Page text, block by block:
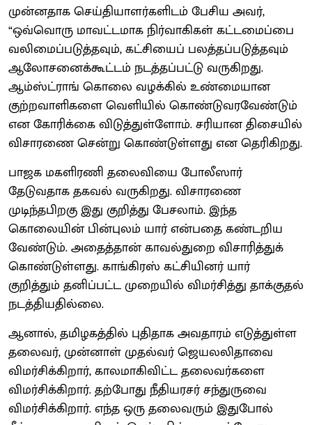
முன்னதாக செய்தியாளர்களிடம் பேசிய அவர்,
“ஒவ்வொரு மாவட்டமாக நிர்வாகிகள் கட்டமைப்பை
வலிமைப்படுத்தவும், கட்சியைப் பலத்தப்படுத்தவும்
ஆலோசனைக்கூட்டம் நடத்தப்பட்டு வருகிறது.
ஆம்ஸ்ட்ராங் கொலை வழக்கில் உண்மையான
குற்றவாளிகளை வெளியில் கொண்டுவரவேண்டும்
என கோரிக்கை விடுத்துள்ளோம். சரியான திசையில்
விசாரணை சென்று கொண்டுள்ளது என தெரிகிறது.
பாஜக மகளிரணி தலைவியை போலீஸார்
தேடுவதாக தகவல் வருகிறது. விசாரணை
முடிந்தபிறகு இது குறித்து பேசலாம். இந்த
கொலையின் பின்புலம் யார் என்பதை கண்டறிய
வேண்டும். அதைத்தான் காவல்துறை விசாரித்துக்
கொண்டுள்ளது. காங்கிரஸ் கட்சியினர் யார்
குறித்தும் தனிப்பட்ட முறையில் விமர்சித்து தாக்குதல்
நடத்தியதில்லை.
ஆனால், தமிழகத்தில் புதிதாக அவதாரம் எடுத்துள்ள
தலைவர், முன்னாள் முதல்வர் ஜெயலலிதாவை
விமர்சிக்கிறார், காலமாகிவிட்ட தலைவர்களை
விமர்சிக்கிறார். தற்போது நீதியரசர் சந்துருவை
விமர்சிக்கிறார். எந்த ஒரு தலைவரும் இதுபோல்